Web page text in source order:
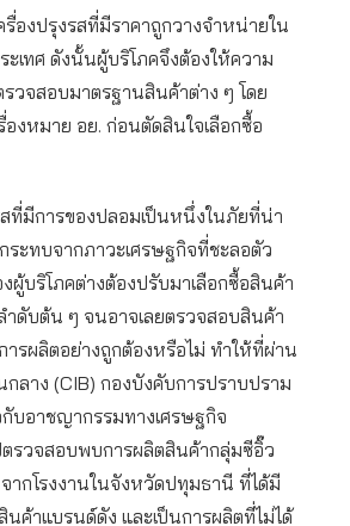
องปรุงรสที่มีราคาถูกวางจำหน่ายใน
ะเทศ ดังนั้นผู้บริโภคจึงต้องให้ความ
รวจสอบมาตรฐานสินค้าต่าง ๆ โดย
องหมาย อย. ก่อนตัดสินใจเลือกซื้อ
ที่มีการของปลอมเป็นหนึ่งในภัยที่น่า
ระทบจากภาวะเศรษฐกิจที่ชะลอตัว
ผู้บริโภคต่างต้องปรับมาเลือกซื้อสินค้า
ำดับต้น ๆ จนอาจเลยตรวจสอบสินค้า
ารผลิตอย่างถูกต้องหรือไม่ ทำให้ที่ผ่าน
ลาง (CIB) กองบังคับการปราบปราม
กับอาชญากรรมทางเศรษฐกิจ
ตรวจสอบพบการผลิตสินค้ากลุ่มซีอิ๊ว
ากโรงงานในจังหวัดปทุมธานี ที่ได้มี
นค้าแบรนด์ดัง และเป็นการผลิตที่ไม่ได้